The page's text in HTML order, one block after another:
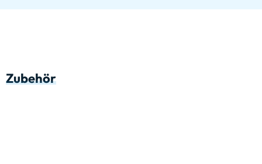
Zubehör